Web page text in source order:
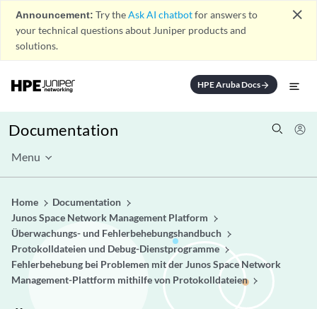
Announcement: Try theAsk AI chatbotfor answers to
your technical questions about Juniper products and
solutions.
close
HPE Aruba Docsarrow_forward
Documentation
Menu
Home
Documentation
Junos Space Network Management Platform
Überwachungs- und Fehlerbehebungshandbuch
Protokolldateien und Debug-Dienstprogramme
Fehlerbehebung bei Problemen mit der Junos Space Network
Management-Plattform mithilfe von Protokolldateien